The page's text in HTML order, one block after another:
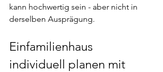
kann hochwertig sein - aber nicht in
derselben Ausprägung.
Einfamilienhaus
individuell planen mit